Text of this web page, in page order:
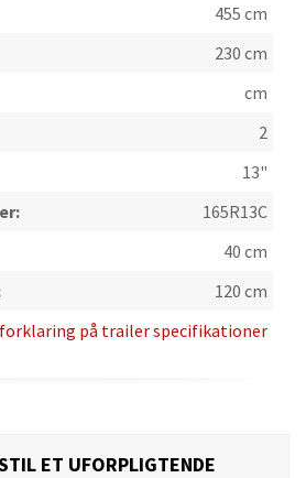
455 cm
230 cm
cm
2
13"
165R13C
40 cm
120 cm
forklaring på trailer specifikationer
ET UFORPLIGTENDE